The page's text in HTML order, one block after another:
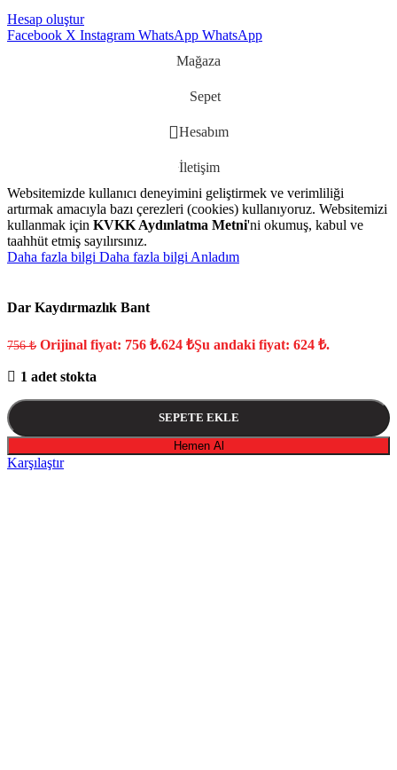
Hesap oluştur
Facebook X Instagram WhatsApp WhatsApp
Mağaza
Sepet
Hesabım
İletişim
Websitemizde kullanıcı deneyimini geliştirmek ve verimliliği
artırmak amacıyla bazı çerezleri (cookies) kullanıyoruz. Websitemizi
kullanmak için KVKK Aydınlatma Metni'ni okumuş, kabul ve
taahhüt etmiş sayılırsınız.
Daha fazla bilgi Daha fazla bilgi Anladım
Dar Kaydırmazlık Bant
756₺ Orijinal fiyat: 756 ₺.624 ₺Şu andaki fiyat: 624 ₺.
1 adet stokta
SEPETE EKLE
Hemen Al
Karşılaştır